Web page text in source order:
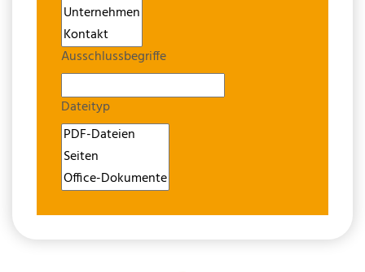
Ausschlussbegriffe
Dateityp